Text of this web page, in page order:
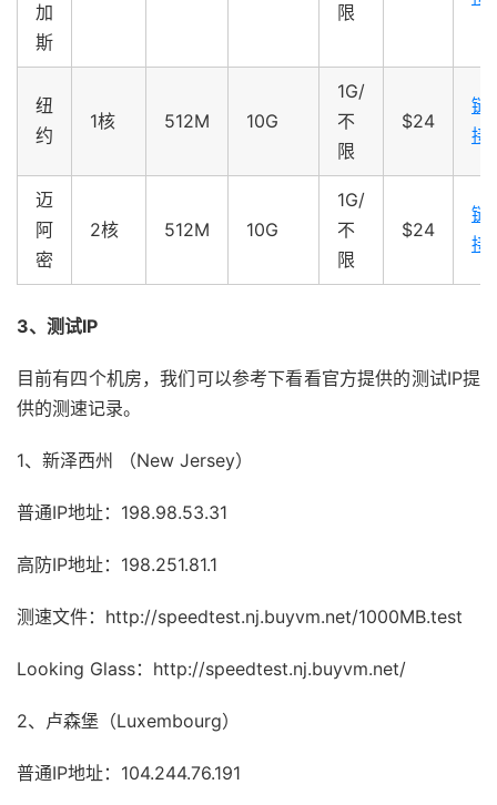
加
斯
限
纽
约
1核 512M 10G
1G/
不
限
$24
链
接
迈
阿
密
2核 512M 10G
1G/
不
限
$24
链
接
3、测试IP
目前有四个机房，我们可以参考下看看官方提供的测试IP提
供的测速记录。
1、新泽西州 （New Jersey）
普通IP地址：198.98.53.31
高防IP地址：198.251.81.1
测速文件：http://speedtest.nj.buyvm.net/1000MB.test
Looking Glass：http://speedtest.nj.buyvm.net/
2、卢森堡（Luxembourg）
普通IP地址：104.244.76.191